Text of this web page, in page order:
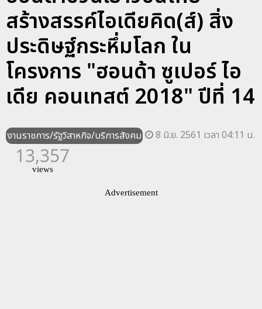
สร้างสรรค์ไอเดียคิด(ส์) สิ่ง
ประดิษฐ์กระหึ่มโลก ใน
โครงการ "ฮอนด้า ซูเปอร์ ไอ
เดีย คอนเทสต์ 2018" ปีที่ 14
งานราชการ/รัฐวิสาหกิจ/บริการสังคม 8 มิ.ย. 2561 เวลา 04:11 น.
13,357
views
Advertisement